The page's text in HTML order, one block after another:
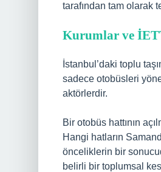
tarafından tam olarak
Kurumlar ve
İstanbul’daki toplu
sadece otobüsleri
aktörlerdir.
Bir otobüs hattının
Hangi hatların
önceliklerin bir
belirli bir toplumsal